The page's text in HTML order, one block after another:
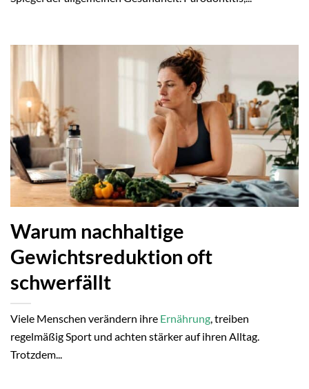
Warum nachhaltige
Gewichtsreduktion oft
schwerfällt
Viele Menschen verändern ihre Ernährung, treiben
regelmäßig Sport und achten stärker auf ihren Alltag.
Trotzdem...